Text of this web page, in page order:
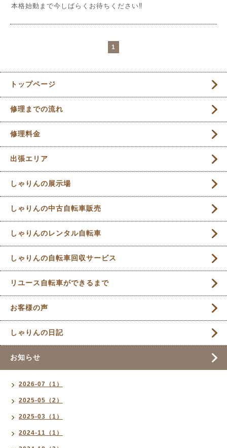
本格始動まで今しばらくお待ちください‼︎
1
トップページ
修理までの流れ
修理料金
出張エリア
しゃりんの展示場
しゃりんの中古自転車販売
しゃりんのレンタル自転車
しゃりんの自転車回収サービス
リユース自転車ができるまで
お客様の声
しゃりんの日記
お知らせ
2026-07（1）
2025-05（2）
2025-03（1）
2024-11（1）